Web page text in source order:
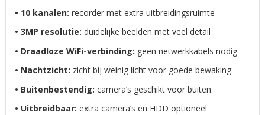
• 10 kanalen: recorder met extra uitbreidingsruimte
• 3MP resolutie: duidelijke beelden met veel detail
• Draadloze WiFi-verbinding: geen netwerkkabels nodig
• Nachtzicht: zicht bij weinig licht voor goede bewaking
• Buitenbestendig: camera’s geschikt voor buiten
• Uitbreidbaar: extra camera’s en HDD optioneel